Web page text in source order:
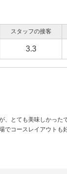
スタッフの接客
3.3
、とても美味しかった
でコースレイアウト